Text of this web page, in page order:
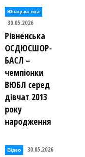
Юнацька ліга
30.05.2026
Рівненська
ОСДЮСШОР-
БАСЛ –
чемпіонки
ВЮБЛ серед
дівчат 2013
року
народження
Відео 30.05.2026